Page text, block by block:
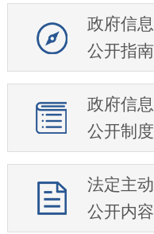
政府信息
公开指南
政府信息
公开制度
法定主动
公开内容